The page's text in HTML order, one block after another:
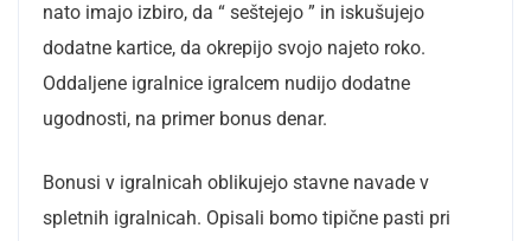
nato imajo izbiro, da “ seštejejo ” in iskušujejo
dodatne kartice, da okrepijo svojo najeto roko.
Oddaljene igralnice igralcem nudijo dodatne
ugodnosti, na primer bonus denar.
Bonusi v igralnicah oblikujejo stavne navade v
spletnih igralnicah. Opisali bomo tipične pasti pri